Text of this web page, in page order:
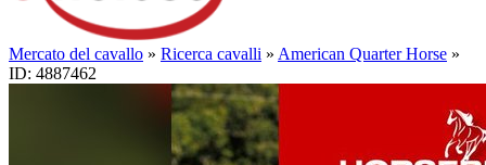
Mercato del cavallo » Ricerca cavalli » American Quarter Horse »
ID: 4887462